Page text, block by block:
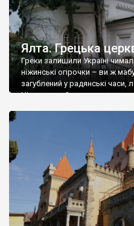
Ялта. Грецька
Греки залишили Україні
ніжинські огірочки – ви ж
загублений у радянські часи,
Ніжин греки?